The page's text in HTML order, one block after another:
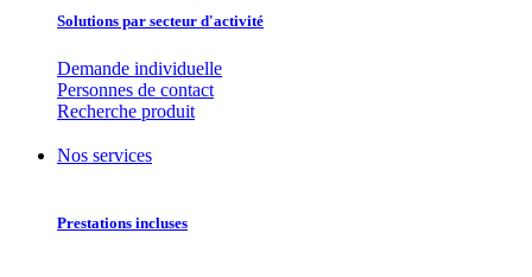
Solutions par secteur d'activité
Demande individuelle
Personnes de contact
Recherche produit
Nos services
Prestations incluses